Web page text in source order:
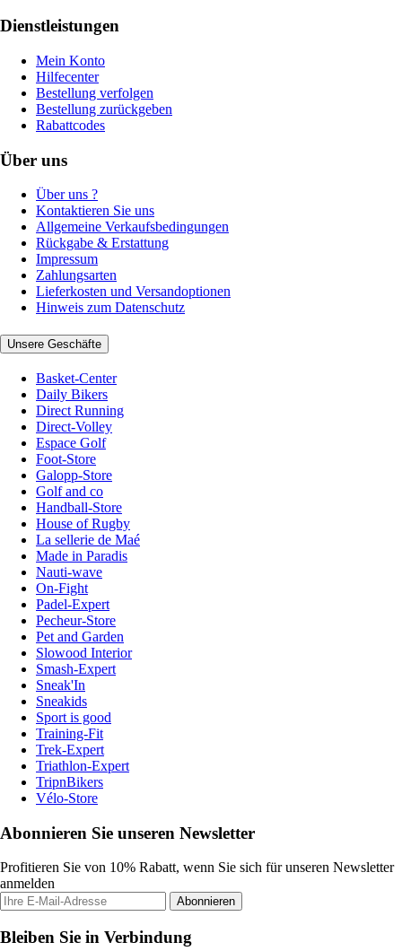
Dienstleistungen
Mein Konto
Hilfecenter
Bestellung verfolgen
Bestellung zurückgeben
Rabattcodes
Über uns
Über uns ?
Kontaktieren Sie uns
Allgemeine Verkaufsbedingungen
Rückgabe & Erstattung
Impressum
Zahlungsarten
Lieferkosten und Versandoptionen
Hinweis zum Datenschutz
Unsere Geschäfte
Basket-Center
Daily Bikers
Direct Running
Direct-Volley
Espace Golf
Foot-Store
Galopp-Store
Golf and co
Handball-Store
House of Rugby
La sellerie de Maé
Made in Paradis
Nauti-wave
On-Fight
Padel-Expert
Pecheur-Store
Pet and Garden
Slowood Interior
Smash-Expert
Sneak'In
Sneakids
Sport is good
Training-Fit
Trek-Expert
Triathlon-Expert
TripnBikers
Vélo-Store
Abonnieren Sie unseren Newsletter
Profitieren Sie von 10% Rabatt, wenn Sie sich für unseren Newsletter
anmelden
Abonnieren
Bleiben Sie in Verbindung